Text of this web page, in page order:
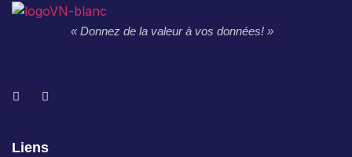
« Donnez de la valeur à vos données! »
Liens